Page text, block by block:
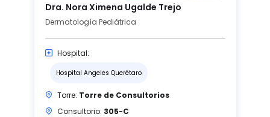
Dra. Nora Ximena Ugalde Trejo
Dermatología Pediátrica
Hospital:
Hospital Angeles Querétaro
Torre: Torre de Consultorios
Consultorio: 305-C